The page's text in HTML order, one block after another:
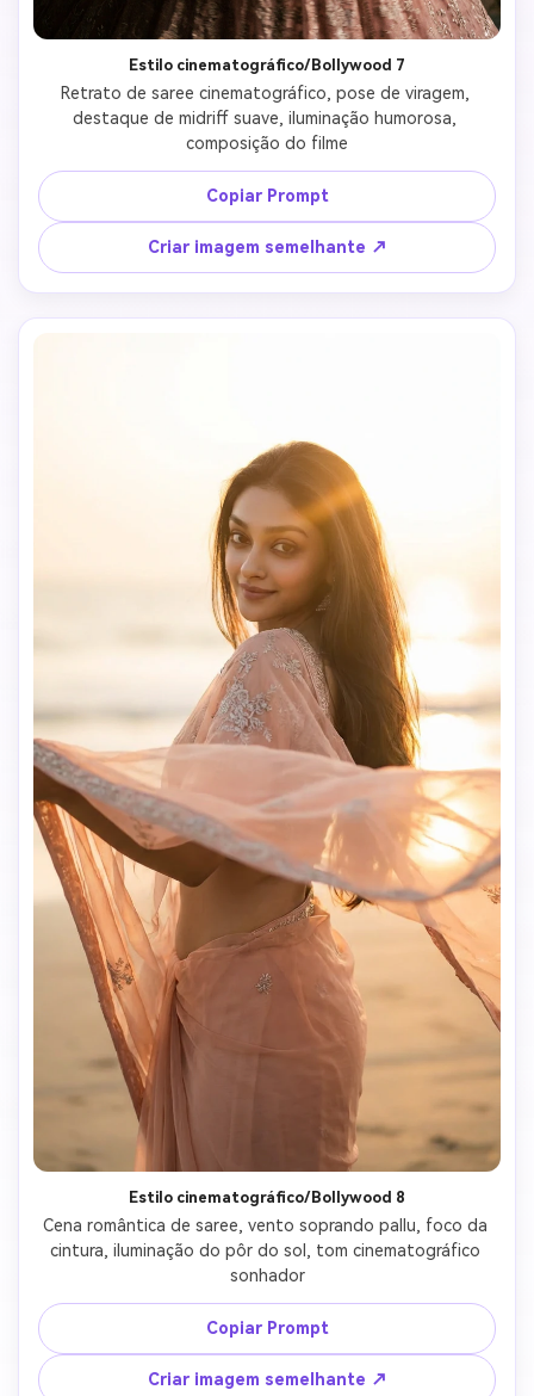
Estilo cinematográfico/Bollywood 7
Retrato de saree cinematográfico, pose de viragem,
destaque de midriff suave, iluminação humorosa,
composição do filme
Copiar Prompt
Criar imagem semelhante ↗
Estilo cinematográfico/Bollywood 8
Cena romântica de saree, vento soprando pallu, foco da
cintura, iluminação do pôr do sol, tom cinematográfico
sonhador
Copiar Prompt
Criar imagem semelhante ↗